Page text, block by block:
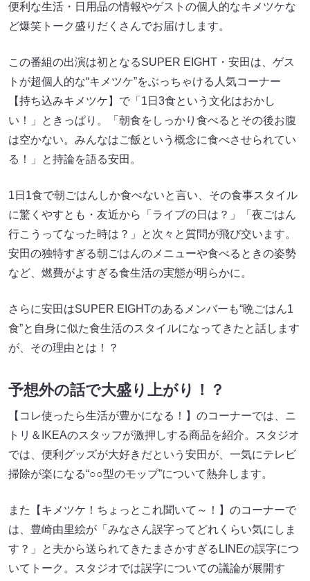
便利な生活・日用品の情報やゲストの個人的なキメツケな
ど爆笑トーク盛りだくさんでお届けします。
この番組の出演は初となるSUPER EIGHT・安田は、ゲス
トが超個人的な“キメツケ”をぶっちゃける人気コーナー
【持ち込みキメツケ】で「1日3食という文化はおかし
い！」ときっぱり。「朝食をしっかり食べるとその後お腹
は空かない。みんなはご飯という概念に食べさせられてい
る！」と持論を語る安田。
1日1食で朝ごはんしか食べないと言い、その食事スタイル
に驚くやすとも・友近から「ライブの日は？」「夜ごはん
行こうってなった時は？」と次々と質問が飛び交います。
安田の独特すぎる朝ごはんのメニューや食べるときの姿勢
など、燃費がよすぎる食生活の実態が明らかに。
さらに安田はSUPER EIGHTのあるメンバーも“晩ごはん1
食”と自身に似た食生活のスタイルになってきたと話します
が、その理由とは！？
予想外の話で大盛り上がり！？
【コレ使ったら生活が豊かになる！】のコーナーでは、ニ
トリ＆IKEAのスタッフが激押しする商品を紹介。スタジオ
では、便利グッズが大好きだという安田が、一気にテレビ
掃除が楽になる“○○型のモップ”について熱弁します。
また【キメツケ！ちょっとこれ聞いて～！】のコーナーで
は、豊崎由里絵が「みなさん誤字ってどれくらい気にしま
す？」と夫から送られてきたまさかすぎるLINEの誤字につ
いてトーク。スタジオでは誤字についての議論が展開す